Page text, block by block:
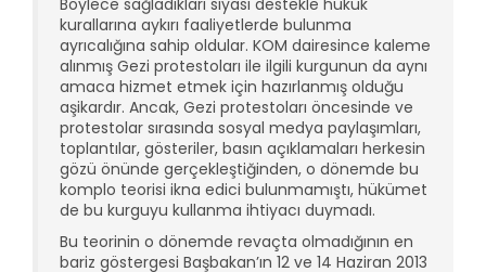
Böylece sağladıkları siyasi destekle hukuk
kurallarına aykırı faaliyetlerde bulunma
ayrıcalığına sahip oldular. KOM dairesince kaleme
alınmış Gezi protestoları ile ilgili kurgunun da aynı
amaca hizmet etmek için hazırlanmış olduğu
aşikardır. Ancak, Gezi protestoları öncesinde ve
protestolar sırasında sosyal medya paylaşımları,
toplantılar, gösteriler, basın açıklamaları herkesin
gözü önünde gerçekleştiğinden, o dönemde bu
komplo teorisi ikna edici bulunmamıştı, hükümet
de bu kurguyu kullanma ihtiyacı duymadı.
Bu teorinin o dönemde revaçta olmadığının en
bariz göstergesi Başbakan’ın 12 ve 14 Haziran 2013